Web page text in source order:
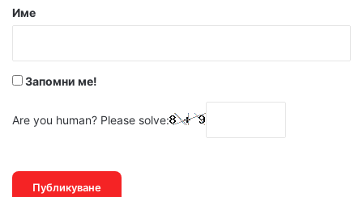
р
Име
Запомни ме!
Are you human? Please solve: